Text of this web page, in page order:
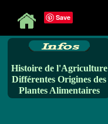
Save
Histoire de l'Agriculture
Différentes Origines des
Plantes Alimentaires